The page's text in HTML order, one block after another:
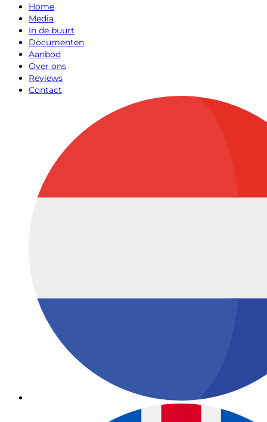
Home
Media
In de buurt
Documenten
Aanbod
Over ons
Reviews
Contact